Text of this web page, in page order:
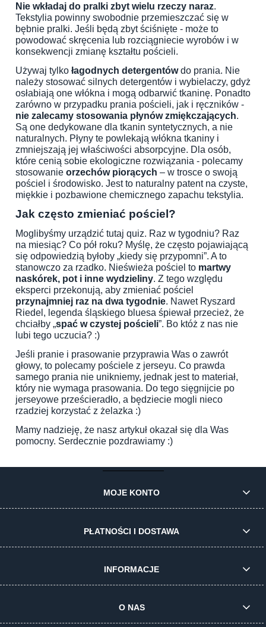
Nie wkładaj do pralki zbyt wielu rzeczy naraz.
Tekstylia powinny swobodnie przemieszczać się w
bębnie pralki. Jeśli będą zbyt ściśnięte - może to
powodować skręcenia lub rozciągniecie wyrobów i w
konsekwencji zmianę kształtu pościeli.
Używaj tylko łagodnych detergentówdo prania. Nie
należy stosować silnych detergentów i wybielaczy, gdyż
osłabiają one włókna i mogą odbarwić tkaninę. Ponadto
zarówno w przypadku prania pościeli, jak i ręczników -
nie zalecamy stosowania płynów zmiękczających.
Są one dedykowane dla tkanin syntetycznych, a nie
naturalnych. Płyny te powlekają włókna tkaniny i
zmniejszają jej właściwości absorpcyjne. Dla osób,
które cenią sobie ekologiczne rozwiązania - polecamy
stosowanie orzechów piorących – w trosce o swoją
pościel i środowisko. Jest to naturalny patent na czyste,
miękkie i pozbawione chemicznego zapachu tekstylia.
Jak często zmieniać pościel?
Moglibyśmy urządzić tutaj quiz. Raz w tygodniu? Raz
na miesiąc? Co pół roku? Myślę, że często pojawiającą
się odpowiedzią byłoby „kiedy się przypomni”. A to
stanowczo za rzadko. Nieświeża pościel to martwy
naskórek, pot i inne wydzieliny. Z tego względu
eksperci przekonują, aby zmieniać pościel
przynajmniej raz na dwa tygodnie. Nawet Ryszard
Riedel, legenda śląskiego bluesa śpiewał przecież, że
chciałby „spać w czystej pościeli”. Bo któż z nas nie
lubi tego uczucia? :)
Jeśli pranie i prasowanie przyprawia Was o zawrót
głowy, to polecamy pościele z jerseyu. Co prawda
samego prania nie unikniemy, jednak jest to materiał,
który nie wymaga prasowania. Do tego sięgnijcie po
jerseyowe prześcieradło, a będziecie mogli nieco
rzadziej korzystać z żelazka :)
Mamy nadzieję, że nasz artykuł okazał się dla Was
pomocny. Serdecznie pozdrawiamy :)
MOJE KONTO
PŁATNOŚCI I DOSTAWA
INFORMACJE
O NAS